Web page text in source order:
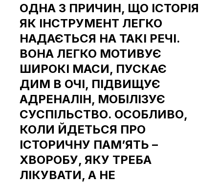
ОДНА З ПРИЧИН, ЩО ІСТОРІЯ
ЯК ІНСТРУМЕНТ ЛЕГКО
НАДАЄТЬСЯ НА ТАКІ РЕЧІ.
ВОНА ЛЕГКО МОТИВУЄ
ШИРОКІ МАСИ, ПУСКАЄ
ДИМ В ОЧІ, ПІДВИЩУЄ
АДРЕНАЛІН, МОБІЛІЗУЄ
СУСПІЛЬСТВО. ОСОБЛИВО,
КОЛИ ЙДЕТЬСЯ ПРО
ІСТОРИЧНУ ПАМʼЯТЬ –
ХВОРОБУ, ЯКУ ТРЕБА
ЛІКУВАТИ, А НЕ